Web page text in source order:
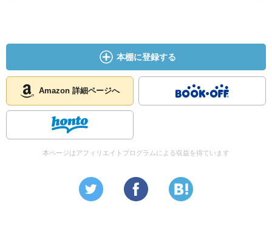
本棚に登録する
Amazon 詳細ページへ
本ページはアフィリエイトプログラムによる収益を得ています